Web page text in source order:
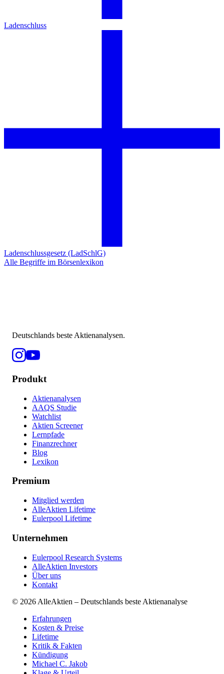
Ladenschluss
Ladenschlussgesetz (LadSchlG)
Alle Begriffe im Börsenlexikon
Deutschlands beste Aktienanalysen.
Produkt
Aktienanalysen
AAQS Studie
Watchlist
Aktien Screener
Lernpfade
Finanzrechner
Blog
Lexikon
Premium
Mitglied werden
AlleAktien Lifetime
Eulerpool Lifetime
Unternehmen
Eulerpool Research Systems
AlleAktien Investors
Über uns
Kontakt
© 2026 AlleAktien – Deutschlands beste Aktienanalyse
Erfahrungen
Kosten & Preise
Lifetime
Kritik & Fakten
Kündigung
Michael C. Jakob